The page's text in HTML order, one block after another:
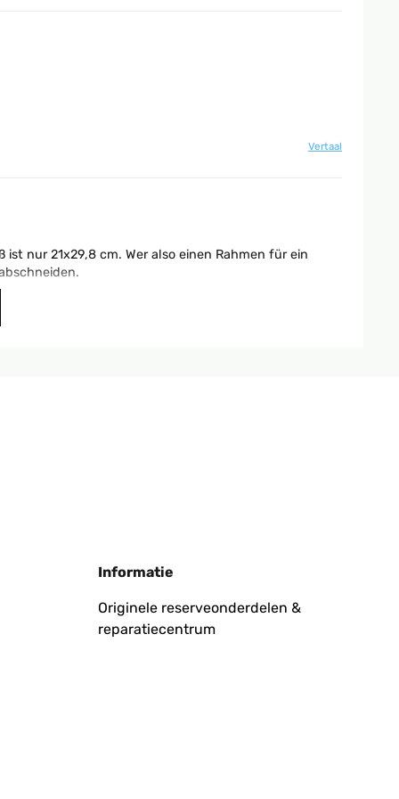
Vertaal
nur 21x29,8 cm. Wer also einen Rahmen für ein
Informatie
Originele reserveonderdelen &
reparatiecentrum